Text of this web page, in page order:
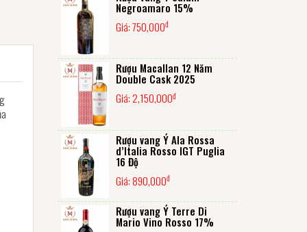
Negroamaro 15%
Giá:750,000đ
Rượu Macallan 12 Năm
Double Cask 2025
Giá: 2,150,000đ
Rượu vang Ý Ala Rossa
d’Italia Rosso IGT Puglia
16 Độ
Giá:890,000đ
Rượu vang Ý Terre Di
Mario Vino Rosso 17%